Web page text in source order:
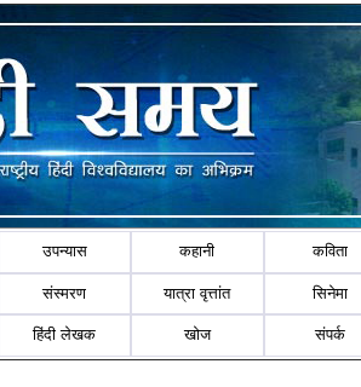
उपन्यास कहानी कविता
संस्मरण यात्रा वृत्तांत सिनेमा
हिंदी लेखक खोज संपर्क